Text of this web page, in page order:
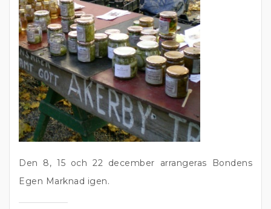
Den 8, 15 och 22 december arrangeras Bondens
Egen Marknad igen.